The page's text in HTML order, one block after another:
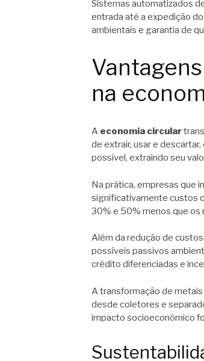
Sistemas automatizados
entrada até a expedição
ambientais e garantia de
na
A economia circular
de extrair, usar e
possível, extraindo seu
Na prática, empresas que
significativamente custos
30% e 50% menos que os
Além da redução de
possíveis passivos
crédito diferenciadas e
A transformação de
desde coletores e
impacto socioeconômico